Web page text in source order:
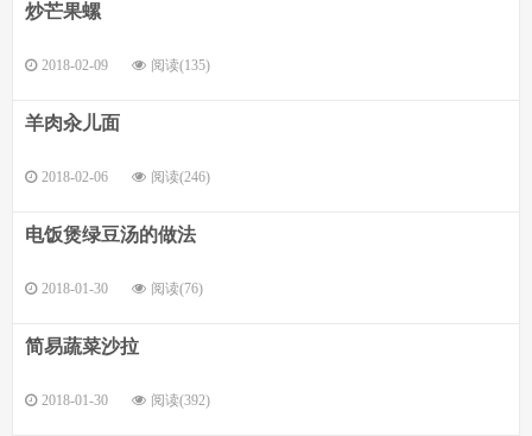
炒芒果螺
2018-02-09 阅读(135)
羊肉汆儿面
2018-02-06 阅读(246)
电饭煲绿豆汤的做法
2018-01-30 阅读(76)
简易蔬菜沙拉
2018-01-30 阅读(392)